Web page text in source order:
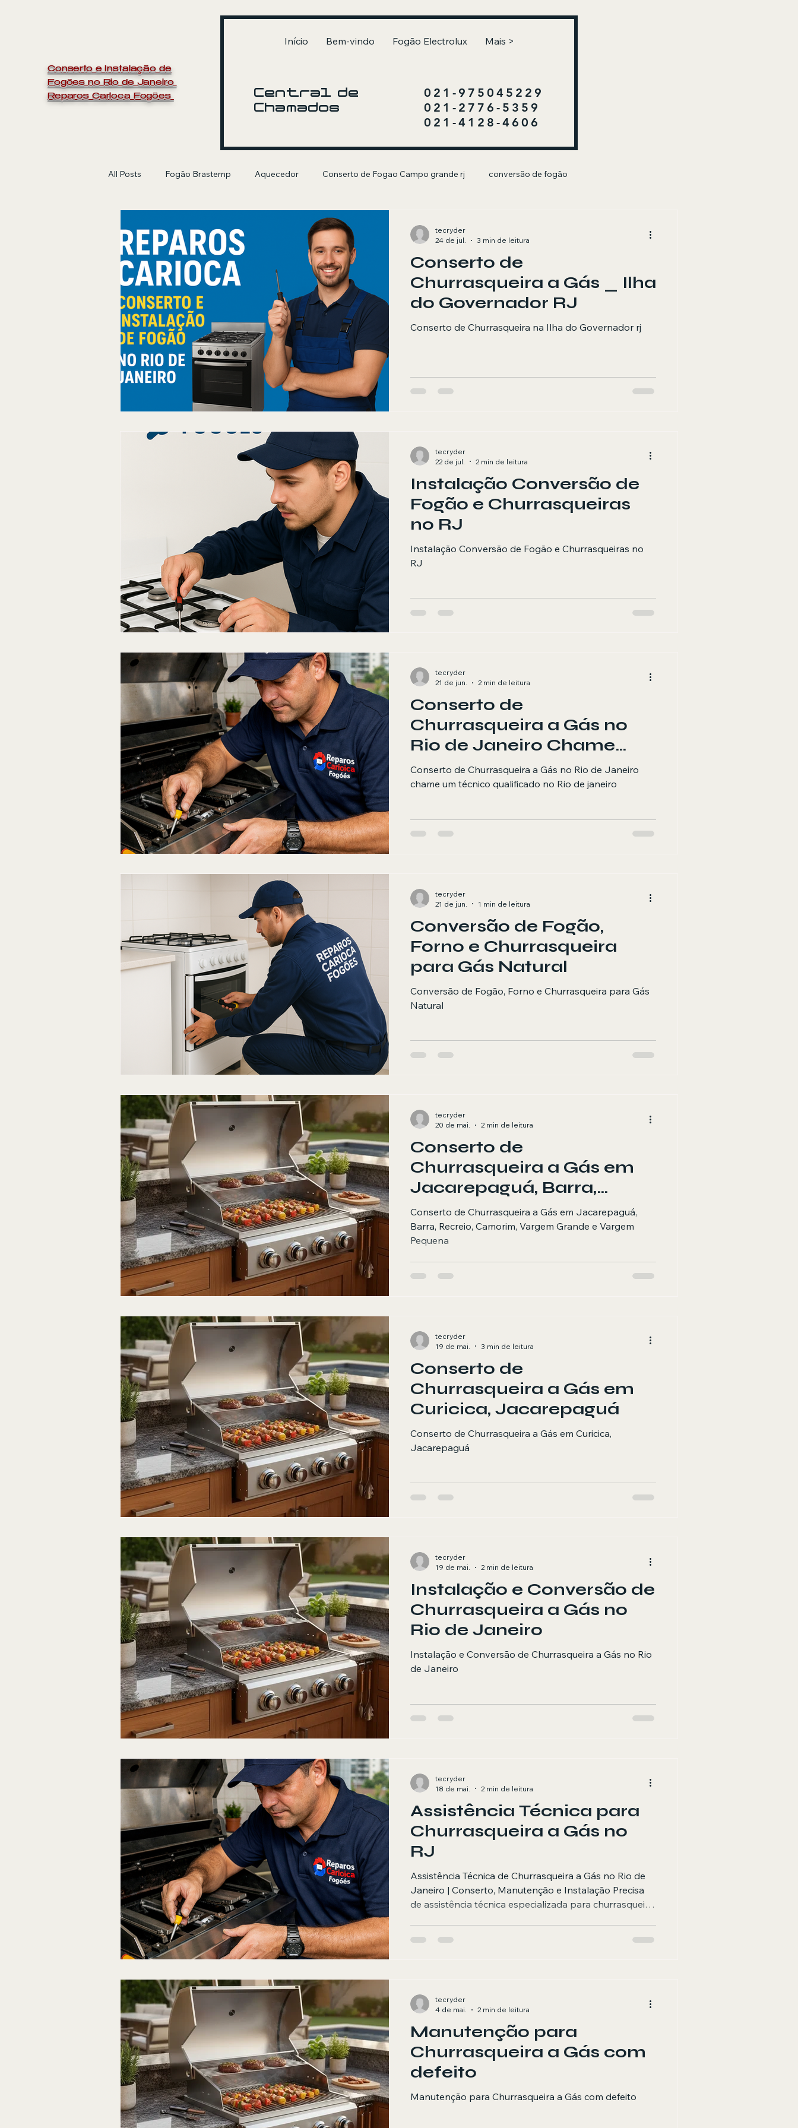
Conserto e Instalação de
Fogões no Rio de Janeiro
Reparos Carioca Fogões
Início Bem-vindo Fogão Electrolux Mais >
Central de
Chamados
021-975045229
021-2776-5359
021-4128-4606
All Posts Fogão Brastemp Aquecedor Conserto de Fogao Campo grande rj conversão de fogão
Churrasqueira a Gás
Conserto de
Churrasqueira a Gás _ Ilha
do Governador RJ
Conserto de Churrasqueira na Ilha do Governador rj
tecryder
24 de jul.
3 min de leitura
Instalação Conversão de
Fogão e Churrasqueiras
no RJ
Instalação Conversão de Fogão e Churrasqueiras no
RJ
tecryder
22 de jul.
2 min de leitura
Conserto de
Churrasqueira a Gás no
Rio de Janeiro Chame
aqui
Conserto de Churrasqueira a Gás no Rio de Janeiro
chame um técnico qualificado no Rio de janeiro
tecryder
21 de jun.
2 min de leitura
Conversão de Fogão,
Forno e Churrasqueira
para Gás Natural
Conversão de Fogão, Forno e Churrasqueira para Gás
Natural
tecryder
21 de jun.
1 min de leitura
Conserto de
Churrasqueira a Gás em
Jacarepaguá, Barra,
Recreio, Camorim,
Vargem Grande e Vargem
Pequena
Conserto de Churrasqueira a Gás em Jacarepaguá,
Barra, Recreio, Camorim, Vargem Grande e Vargem
Pequena
tecryder
20 de mai.
2 min de leitura
Conserto de
Churrasqueira a Gás em
Curicica, Jacarepaguá
Conserto de Churrasqueira a Gás em Curicica,
Jacarepaguá
tecryder
19 de mai.
3 min de leitura
Instalação e Conversão de
Churrasqueira a Gás no
Rio de Janeiro
Instalação e Conversão de Churrasqueira a Gás no Rio
de Janeiro
tecryder
19 de mai.
2 min de leitura
Assistência Técnica para
Churrasqueira a Gás no
RJ
Assistência Técnica de Churrasqueira a Gás no Rio de
Janeiro | Conserto, Manutenção e Instalação Precisa
de assistência técnica especializada para churrasqueira
manutenção preventiva, instalação e revisão completa
diagnóstico e reparo
tecryder
18 de mai.
2 min de leitura
Manutenção para
Churrasqueira a Gás com
defeito
Manutenção para Churrasqueira a Gás com defeito
tecryder
4 de mai.
2 min de leitura